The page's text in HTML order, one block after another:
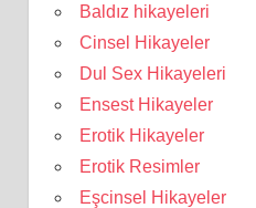
Baldız hikayeleri
Cinsel Hikayeler
Dul Sex Hikayeleri
Ensest Hikayeler
Erotik Hikayeler
Erotik Resimler
Eşcinsel Hikayeler